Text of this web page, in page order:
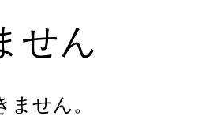
せん
せん。